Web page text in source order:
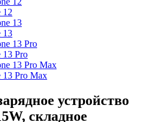
12
13
Pro
Pro Max
устройство
складное